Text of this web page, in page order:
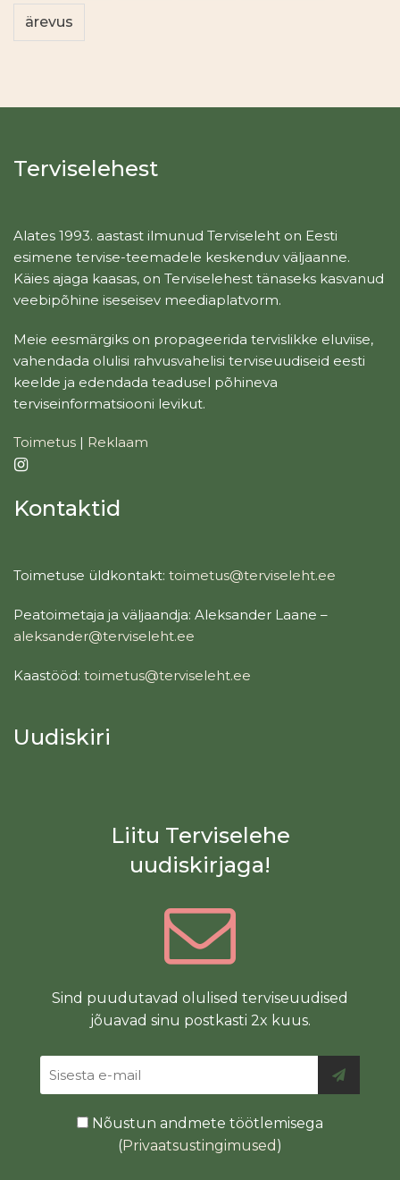
ärevus
Terviselehest
Alates 1993. aastast ilmunud Terviseleht on Eesti
esimene tervise-teemadele keskenduv väljaanne.
Käies ajaga kaasas, on Terviselehest tänaseks kasvanud
veebipõhine iseseisev meediaplatvorm.
Meie eesmärgiks on propageerida tervislikke eluviise,
vahendada olulisi rahvusvahelisi terviseuudiseid eesti
keelde ja edendada teadusel põhineva
terviseinformatsiooni levikut.
Toimetus | Reklaam
Kontaktid
Toimetuse üldkontakt: toimetus@terviseleht.ee
Peatoimetaja ja väljaandja: Aleksander Laane –
aleksander@terviseleht.ee
Kaastööd: toimetus@terviseleht.ee
Uudiskiri
Liitu Terviselehe
uudiskirjaga!
Sind puudutavad olulised terviseuudised
jõuavad sinu postkasti 2x kuus.
Nõustun andmete töötlemisega
(Privaatsustingimused )